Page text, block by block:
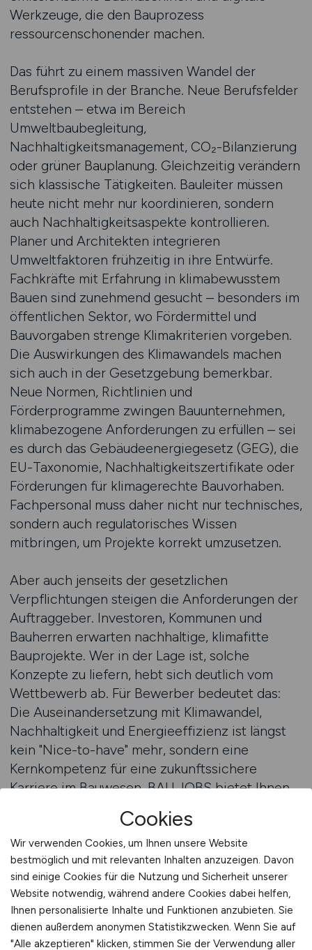
Werkzeuge, die den Bauprozess
ressourcenschonender machen.
Das führt zu einem massiven Wandel der
Berufsprofile in der Branche. Neue Berufsfelder
entstehen – etwa im Bereich
Umweltbaubegleitung,
Nachhaltigkeitsmanagement, CO₂-Bilanzierung
oder grüner Bauplanung. Gleichzeitig verändern
sich klassische Tätigkeiten. Bauleiter müssen
heute nicht mehr nur koordinieren, sondern
auch Nachhaltigkeitsaspekte kontrollieren.
Planer und Architekten integrieren
Umweltfaktoren frühzeitig in ihre Entwürfe.
Fachkräfte mit Erfahrung in klimabewusstem
Bauen sind zunehmend gesucht – besonders im
öffentlichen Sektor, wo Fördermittel und
Bauvorgaben strenge Klimakriterien vorgeben.
Die Auswirkungen des Klimawandels machen
sich auch in der Gesetzgebung bemerkbar.
Neue Normen, Richtlinien und
Förderprogramme zwingen Bauunternehmen,
klimabezogene Anforderungen zu erfüllen – sei
es durch das Gebäudeenergiegesetz (GEG), die
EU-Taxonomie, Nachhaltigkeitszertifikate oder
Förderungen für klimagerechte Bauvorhaben.
Fachpersonal muss daher nicht nur technisches,
sondern auch regulatorisches Wissen
mitbringen, um Projekte korrekt umzusetzen.
Aber auch jenseits der gesetzlichen
Verpflichtungen steigen die Anforderungen der
Auftraggeber. Investoren, Kommunen und
Bauherren erwarten nachhaltige, klimafitte
Bauprojekte. Wer in der Lage ist, solche
Konzepte zu liefern, hebt sich deutlich vom
Wettbewerb ab. Für Bewerber bedeutet das:
Die Auseinandersetzung mit Klimawandel,
Nachhaltigkeit und Energieeffizienz ist längst
kein "Nice-to-have" mehr, sondern eine
Kernkompetenz für eine zukunftssichere
Karriere im Bauwesen. BAU.JOBS bietet Ihnen
Energieberater, Fachplaner für nachhaltige
Gebäude, Projektleiter für resiliente
Infrastruktur oder Experte für umweltgerechte
Baustoffe – auf BAU.JOBS finden Sie
zielgerichtet Stellenangebote in Unternehmen,
die sich aktiv mit den Folgen des Klimawandels
auseinandersetzen und klimabewusst bauen
Cookies
Wir verwenden Cookies, um Ihnen unsere Website
bestmöglich und mit relevanten Inhalten anzuzeigen. Davon
sind einige Cookies für die Nutzung und Sicherheit unserer
Website notwendig, während andere Cookies dabei helfen,
Ihnen personalisierte Inhalte und Funktionen anzubieten. Sie
dienen außerdem anonymen Statistikzwecken. Wenn Sie auf
"Alle akzeptieren" klicken, stimmen Sie der Verwendung aller